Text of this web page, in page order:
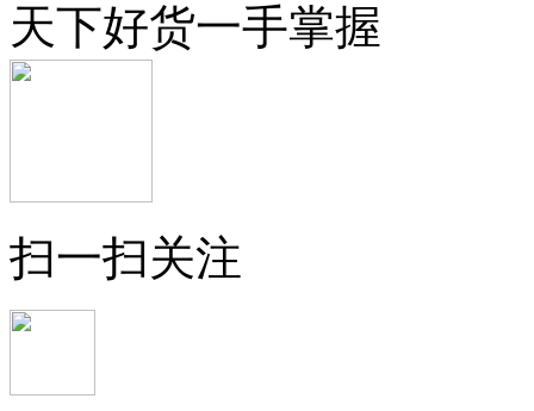
天下好货一手掌握
扫一扫关注